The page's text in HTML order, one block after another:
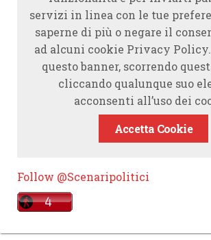
servizi in linea con le tue
saperne di più o negare il
ad alcuni cookie Privacy
questo banner, scorrendo
cliccando qualunque suo
acconsenti all’uso dei
Accetta Cookie
Follow @Scenaripolitici